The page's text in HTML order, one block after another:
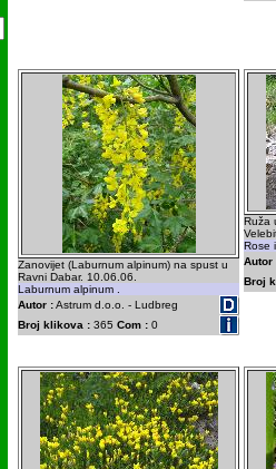
Zanovijet (Laburnum alpinum) na spust u
Ravni Dabar. 10.06.06.
Laburnum alpinum .
Autor :Astrum d.o.o. - Ludbreg
Broj klikova : 365 Com : 0
Ruža
Rose
Autor
Broj